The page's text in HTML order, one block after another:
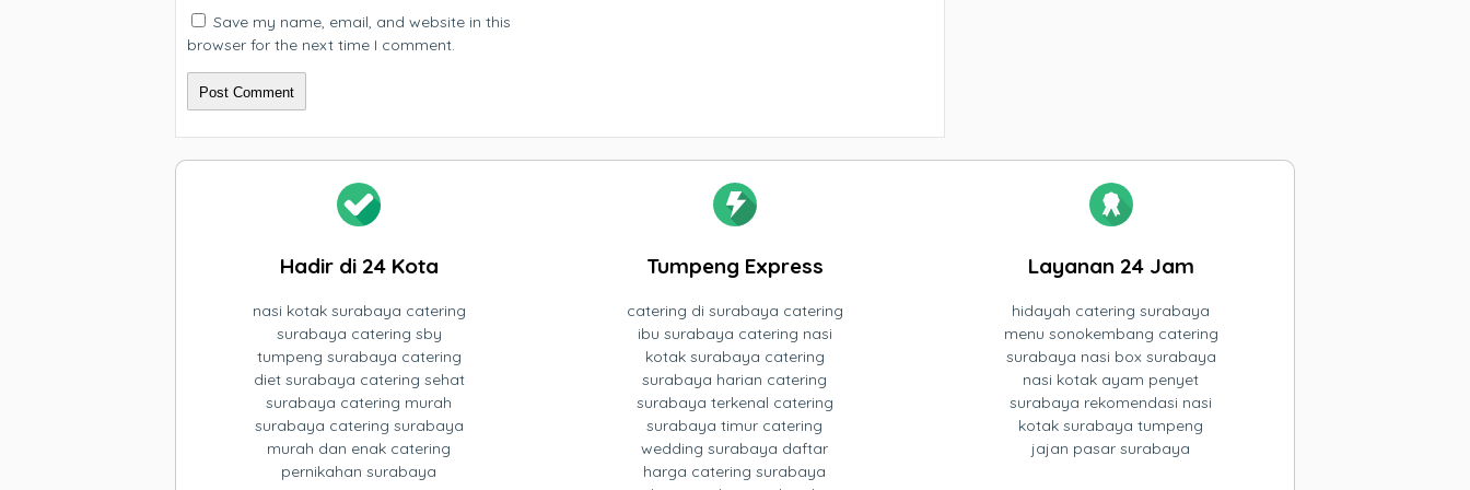
Save my name, email, and website in this
browser for the next time I comment.
Hadir di 24 Kota
nasi kotak surabaya catering
surabaya catering sby
tumpeng surabaya catering
diet surabaya catering sehat
surabaya catering murah
surabaya catering surabaya
murah dan enak catering
pernikahan surabaya
Tumpeng Express
catering di surabaya catering
ibu surabaya catering nasi
kotak surabaya catering
surabaya harian catering
surabaya terkenal catering
surabaya timur catering
wedding surabaya daftar
harga catering surabaya
Layanan 24 Jam
hidayah catering surabaya
menu sonokembang catering
surabaya nasi box surabaya
nasi kotak ayam penyet
surabaya rekomendasi nasi
kotak surabaya tumpeng
jajan pasar surabaya